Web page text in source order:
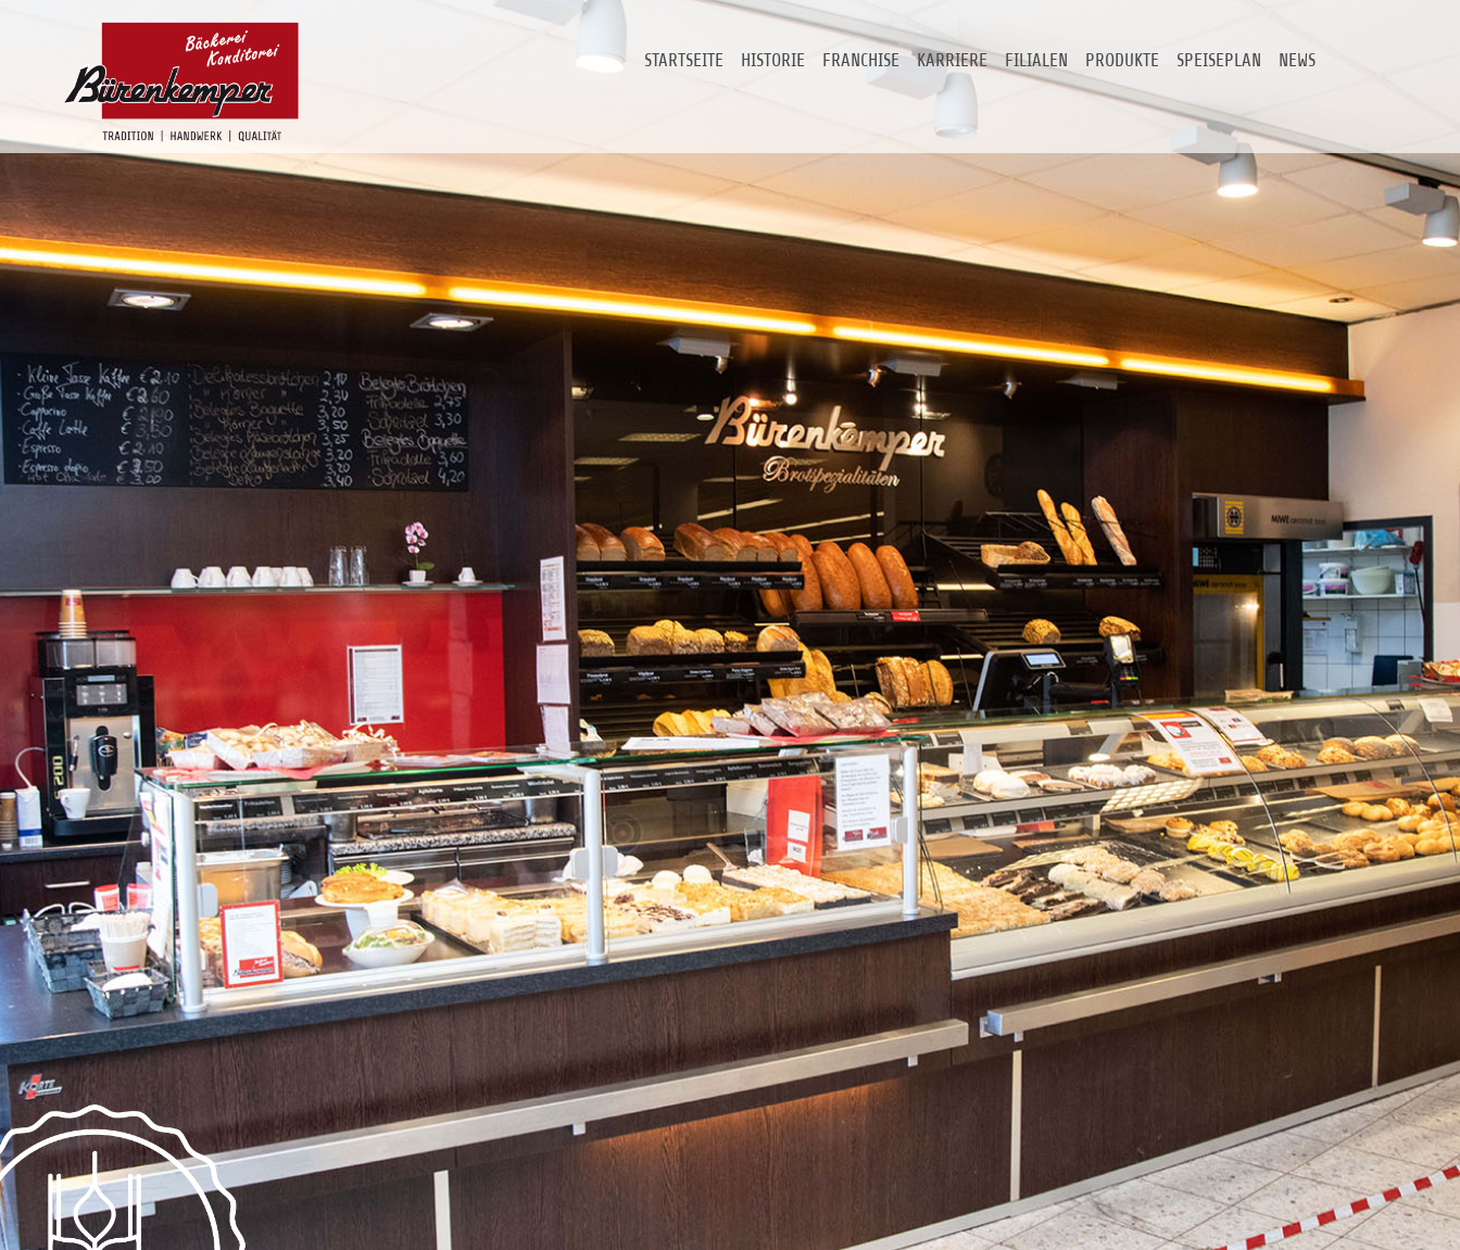
STARTSEITE HISTORIE FRANCHISE KARRIERE FILIALEN PRODUKTE SPEISEPLAN NEWS